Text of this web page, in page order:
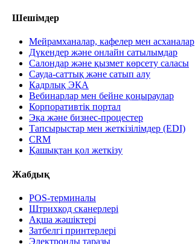
Шешімдер
Мейрамханалар, кафелер мен асханалар
Дүкендер және онлайн сатылымдар
Салондар және қызмет көрсету саласы
Сауда-саттық және сатып алу
Кадрлық ЭҚА
Вебинарлар мен бейне қоңыраулар
Корпоративтік портал
Эқа және бизнес-процестер
Тапсырыстар мен жеткізілімдер (EDI)
CRM
Қашықтан қол жеткізу
Жабдық
POS-терминалы
Штрихкод сканерлері
Ақша жәшіктері
Затбелгі принтерлері
Электронды таразы